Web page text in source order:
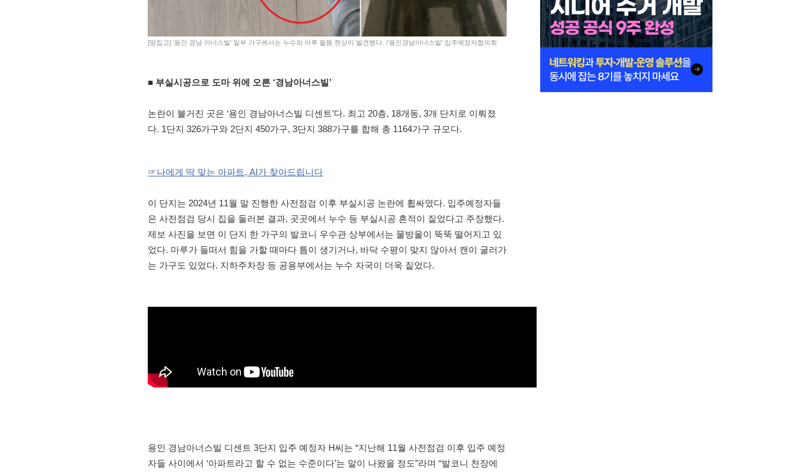
[땅집고] '용인 경남 아너스빌' 일부 가구에서는 누수와 마루 들뜸 현상이 발견됐다. /'용인경남아너스빌' 입주예정자협의회
■ 부실시공으로 도마 위에 오른 ‘경남아너스빌’
논란이 불거진 곳은 ‘용인 경남아너스빌 디센트’다. 최고 20층, 18개동, 3개 단지로 이뤄졌
다. 1단지 326가구와 2단지 450가구, 3단지 388가구를 합해 총 1164가구 규모다.
☞나에게 딱 맞는 아파트, AI가 찾아드립니다
이 단지는 2024년 11월 말 진행한 사전점검 이후 부실시공 논란에 휩싸였다. 입주예정자들
은 사전점검 당시 집을 둘러본 결과, 곳곳에서 누수 등 부실시공 흔적이 짙었다고 주장했다.
제보 사진을 보면 이 단지 한 가구의 발코니 우수관 상부에서는 물방울이 뚝뚝 떨어지고 있
었다. 마루가 들떠서 힘을 가할 때마다 틈이 생기거나, 바닥 수평이 맞지 않아서 캔이 굴러가
는 가구도 있었다. 지하주차장 등 공용부에서는 누수 자국이 더욱 짙었다.
용인 경남아너스빌 디센트 3단지 입주 예정자 H씨는 “지난해 11월 사전점검 이후 입주 예정
자들 사이에서 ‘아파트라고 할 수 없는 수준이다’는 말이 나왔을 정도”라며 “발코니 천장에